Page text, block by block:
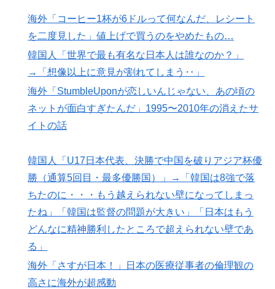
海外「コーヒー1杯が6ドルって何なんだ、レシート
を二度見した」値上げで買うのをやめたもの…
韓国人「世界で最も有名な日本人は誰なのか？」
→「想像以上に意見が割れてしまう‥」
海外「StumbleUponが恋しいんじゃない、あの頃の
ネットが面白すぎたんだ」1995〜2010年の消えたサ
イトの話
韓国人「U17日本代表、決勝で中国を破りアジア杯優
勝（通算5回目・最多優勝国）」→「韓国は8強で落
ちたのに・・・もう越えられない壁になってしまっ
たね」「韓国は監督の問題が大きい」「日本はもう
どんなに精神勝利したところで超えられない壁であ
る」
海外「さすが日本！」日本の医療従事者の倫理観の
高さに海外が超感動